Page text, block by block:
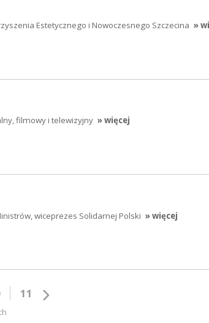
Estetycznego i Nowoczesnego Szczecina »
filmowy i telewizyjny » więcej
wiceprezes Solidarnej Polski » więcej
11